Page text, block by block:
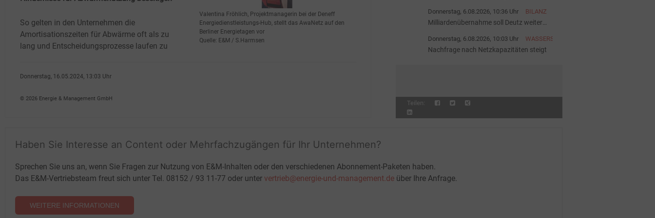
So gelten in den Unternehmen die
Amortisationszeiten für Abwärme oft als zu
lang und Entscheidungsprozesse laufen zu
Valentina Fröhlich, Projektmanagerin bei der Deneff
Energiedienstleistungs-Hub, stellt das AwaNetz auf den
Berliner Energietagen vor
Quelle: E&M / S.Harmsen
Donnerstag, 16.05.2024, 13:03 Uhr
© 2026 Energie & Management GmbH
Donnerstag, 6.08.2026, 10:36 Uhr BILANZ
Milliardenübernahme soll Deutz weiter
Donnerstag, 6.08.2026, 10:03 Uhr WASSERSTOFF
Nachfrage nach Netzkapazitäten steigt
Teilen:
Haben Sie Interesse an Content oder Mehrfachzugängen für Ihr Unternehmen?
Sprechen Sie uns an, wenn Sie Fragen zur Nutzung von E&M-Inhalten oder den verschiedenen Abonnement-Paketen haben.
Das E&M-Vertriebsteam freut sich unter Tel. 08152 / 93 11-77 oder unter vertrieb@energie-und-management.de über Ihre Anfrage.
WEITERE INFORMATIONEN